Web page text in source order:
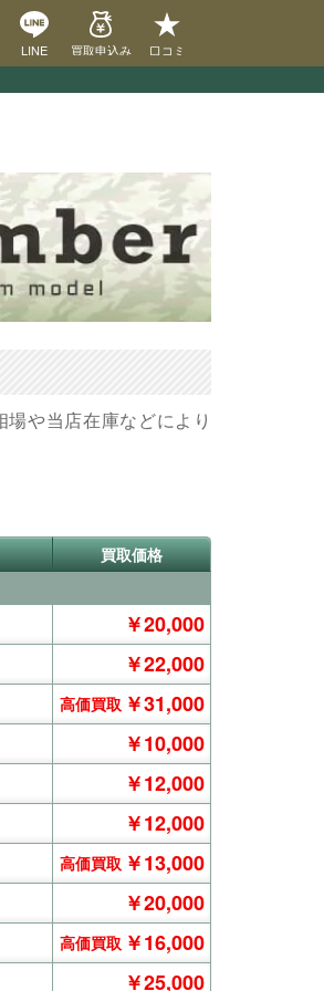
LINE 買取申込み 口コミ
や当店在庫などにより
買取価格
￥20,000
￥22,000
高価買取 ￥31,000
￥10,000
￥12,000
￥12,000
高価買取 ￥13,000
￥20,000
高価買取 ￥16,000
￥25,000